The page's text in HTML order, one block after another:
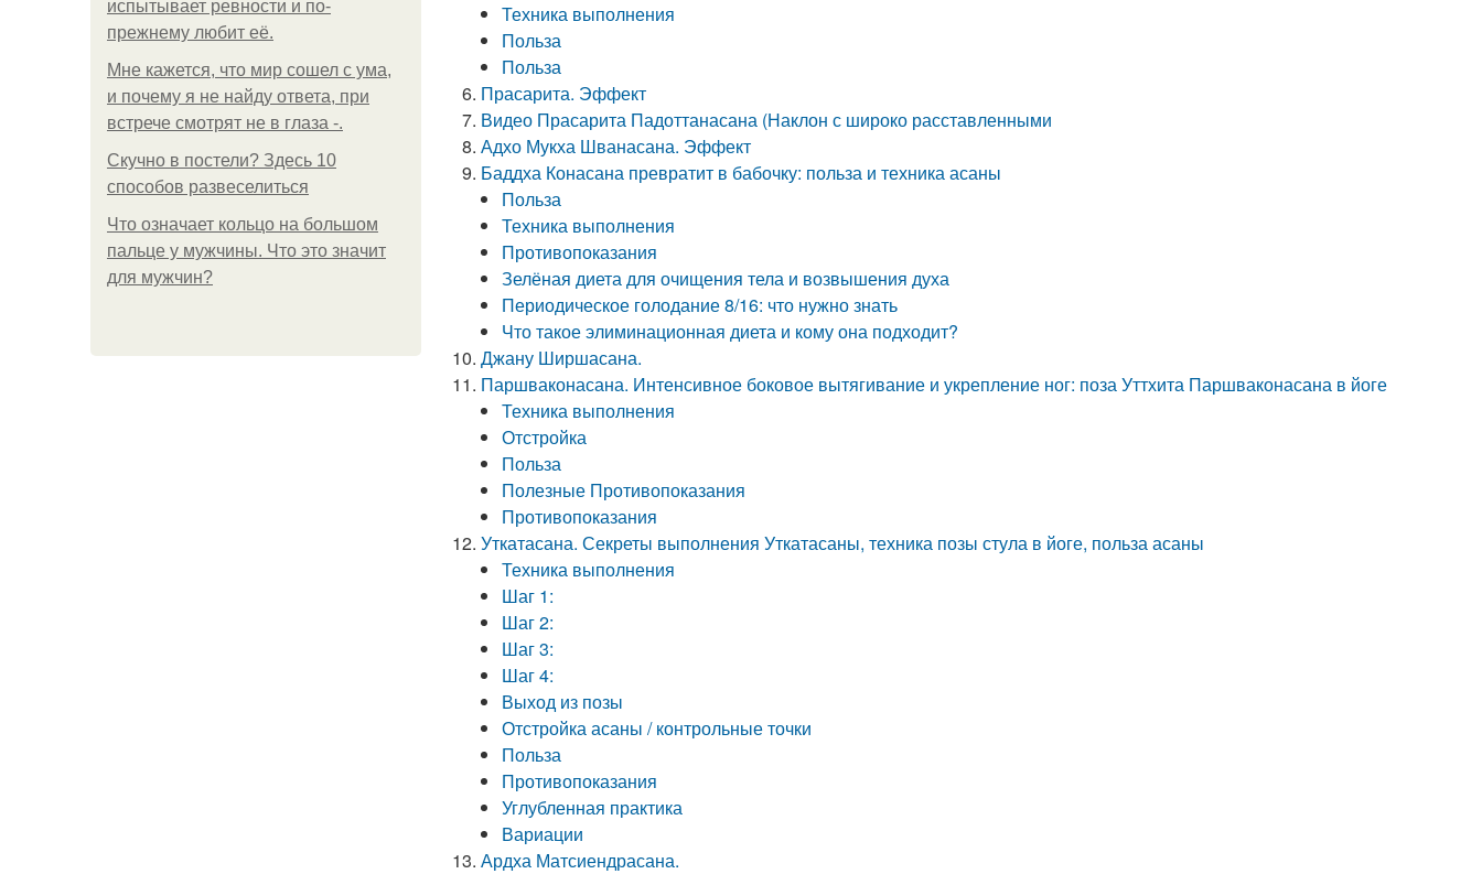
испытывает ревности и по-
прежнему любит её.
Мне кажется, что мир сошел с ума,
и почему я не найду ответа, при
встрече смотрят не в глаза -.
Скучно в постели? Здесь 10
способов развеселиться
Что означает кольцо на большом
пальце у мужчины. Что это значит
для мужчин?
Техника выполнения
Польза
Польза
Прасарита. Эффект
Видео Прасарита Падоттанасана (Наклон с широко расставленными
Адхо Мукха Шванасана. Эффект
Баддха Конасана превратит в бабочку: польза и техника асаны
Польза
Техника выполнения
Противопоказания
Зелёная диета для очищения тела и возвышения духа
Периодическое голодание 8/16: что нужно знать
Что такое элиминационная диета и кому она подходит?
Джану Ширшасана.
Паршваконасана. Интенсивное боковое вытягивание и укрепление ног: поза Уттхита Паршваконасана в йоге
Техника выполнения
Отстройка
Польза
Полезные Противопоказания
Противопоказания
Уткатасана. Секреты выполнения Уткатасаны, техника позы стула в йоге, польза асаны
Техника выполнения
Шаг 1:
Шаг 2:
Шаг 3:
Шаг 4:
Выход из позы
Отстройка асаны / контрольные точки
Польза
Противопоказания
Углубленная практика
Вариации
Ардха Матсиендрасана.